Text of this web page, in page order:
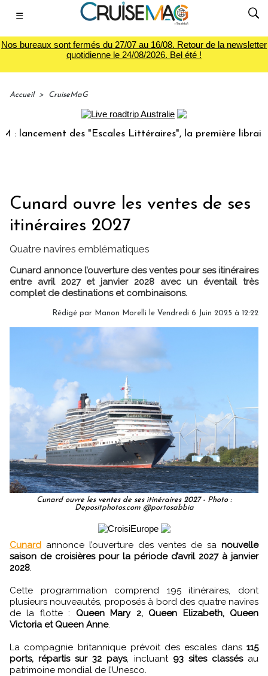
☰
Nos bureaux sont fermés du 27/07 au 16/08. Retour de la newsletter
quotidienne le 24/08/2026. Bel été !
Accueil > CruiseMaG
des "Escales Littéraires", la première librairie du
Cunard ouvre les ventes de ses
itinéraires 2027
Quatre navires emblématiques
Cunard annonce l’ouverture des ventes pour ses itinéraires
entre avril 2027 et janvier 2028 avec un éventail très
complet de destinations et combinaisons.
Rédigé par Manon Morelli le Vendredi 6 Juin 2025 à 12:22
Cunard ouvre les ventes de ses itinéraires 2027 - Photo :
Depositphotos.com @portosabbia
Cunard annonce l’ouverture des ventes de sa nouvelle
saison de croisières pour la période d’avril 2027 à janvier
2028
Cette programmation comprend 195 itinéraires, dont
plusieurs nouveautés, proposés à bord des quatre navires
de la flotte : Queen Mary 2, Queen Elizabeth, Queen
Victoria et Queen Anne.
La compagnie britannique prévoit des escales dans 115
ports, répartis sur 32 pays, incluant 93 sites classésau
patrimoine mondial de l’Unesco.